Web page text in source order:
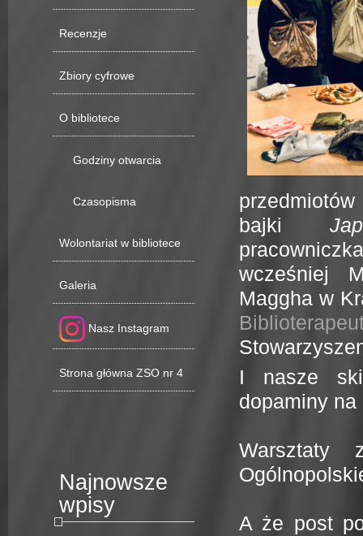
Recenzje
Zbiory cyfrowe
O bibliotece
Godziny otwarcia
Czasopisma
Wolontariat w bibliotece
Galeria
Nasz Instagram
Strona główna ZSO nr 4
Najnowsze
wpisy
bajki
wcześniej
Maggha w
I nasze
dopaminy na
Warsztaty
A że post